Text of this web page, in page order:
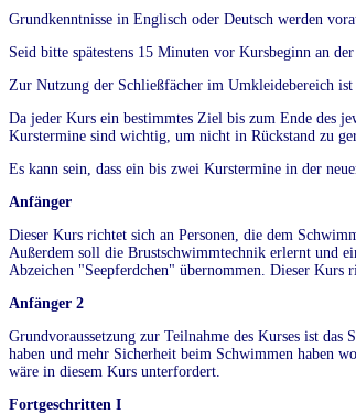
Grundkenntnisse in Englisch oder Deutsch werden
Seid bitte spätestens 15 Minuten vor Kursbeginn an
Zur Nutzung der Schließfächer im Umkleidebereich ist
Da jeder Kurs ein bestimmtes Ziel bis zum Ende des
Kurstermine sind wichtig, um nicht in Rückstand zu
Es kann sein, dass ein bis zwei Kurstermine in der
Anfänger
Dieser Kurs richtet sich an Personen, die dem
Außerdem soll die Brustschwimmtechnik erlernt und
Abzeichen "Seepferdchen" übernommen. Dieser
Anfänger 2
Grundvoraussetzung zur Teilnahme des Kurses ist
haben und mehr Sicherheit beim Schwimmen haben
wäre in diesem Kurs unterfordert.
Fortgeschritten I